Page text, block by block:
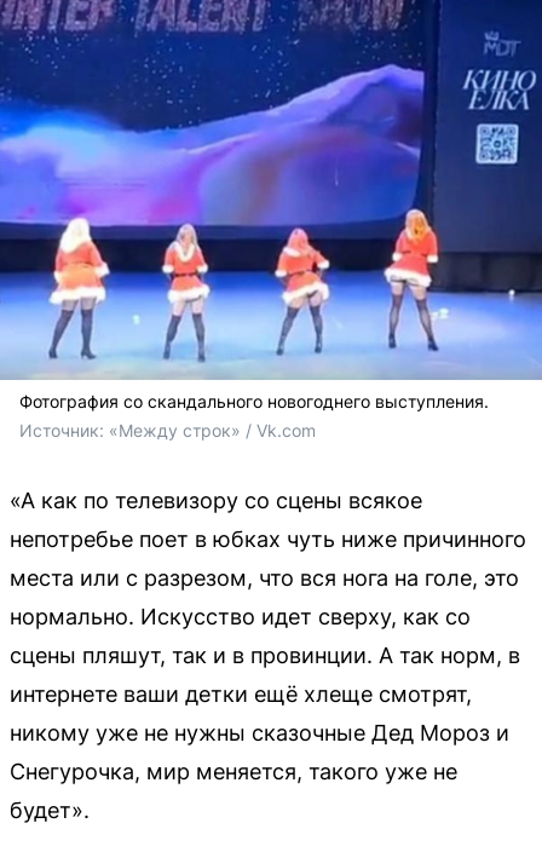
Фотография со скандального новогоднего выступления.
Источник: «Между строк» / Vk.com
«А как по телевизору со сцены всякое
непотребье поет в юбках чуть ниже причинного
места или с разрезом, что вся нога на голе, это
нормально. Искусство идет сверху, как со
сцены пляшут, так и в провинции. А так норм, в
интернете ваши детки ещё хлеще смотрят,
никому уже не нужны сказочные Дед Мороз и
Снегурочка, мир меняется, такого уже не
будет».